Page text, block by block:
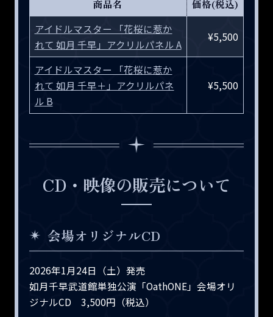
商品名
価格(税込)
アイドルマスター 「花桜に惹か
れて 如月 千早」アクリルパネル A
¥5,500
アイドルマスター 「花桜に惹か
れて 如月 千早＋」アクリルパネ
ル B
¥5,500
CD・映像の販売について
会場オリジナルCD
2026年1月24日（土）発売
如月千早武道館単独公演「OathONE」会場オリ
ジナルCD 3,500円（税込）